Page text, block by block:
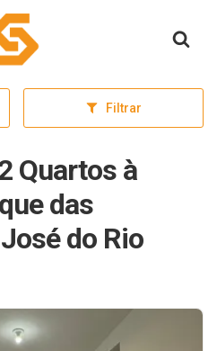
inicial
Filtrar
Quartos à
das
do Rio